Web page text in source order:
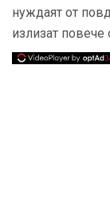
нуждаят от
излизат повече